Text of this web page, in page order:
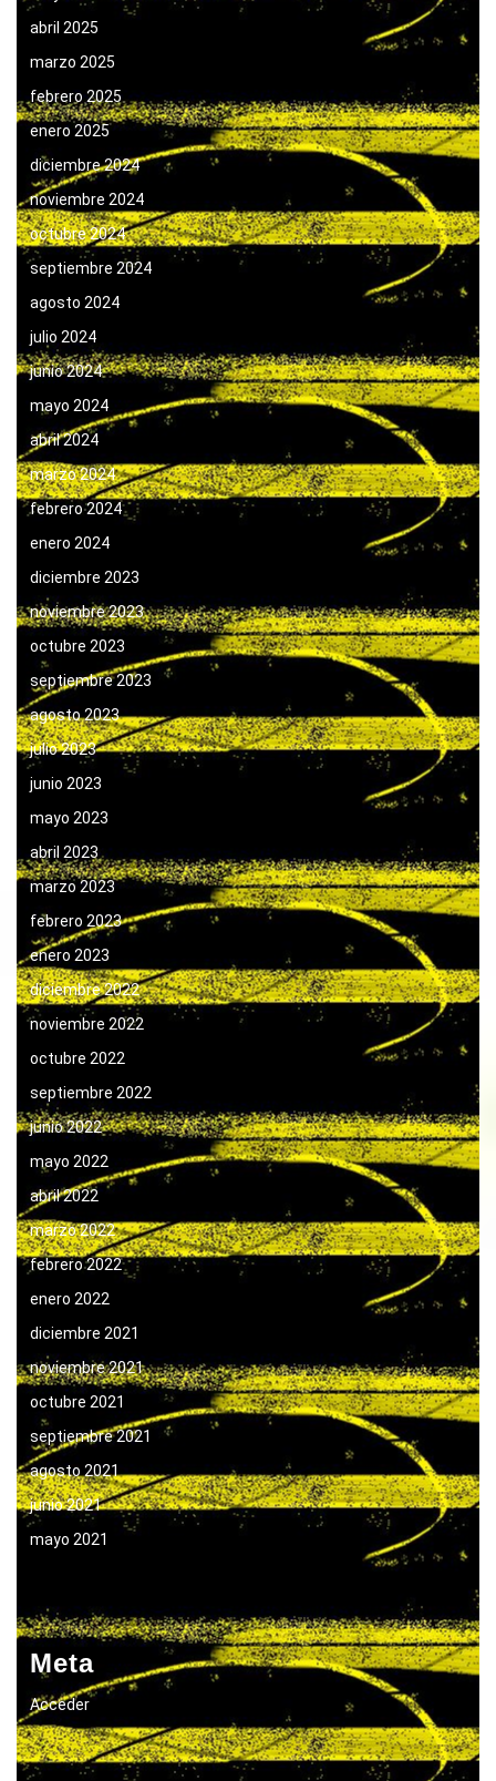
abril 2025
marzo 2025
febrero 2025
enero 2025
diciembre 2024
noviembre 2024
octubre 2024
septiembre 2024
agosto 2024
julio 2024
junio 2024
mayo 2024
abril 2024
marzo 2024
febrero 2024
enero 2024
diciembre 2023
noviembre 2023
octubre 2023
septiembre 2023
agosto 2023
julio 2023
junio 2023
mayo 2023
abril 2023
marzo 2023
febrero 2023
enero 2023
diciembre 2022
noviembre 2022
octubre 2022
septiembre 2022
junio 2022
mayo 2022
abril 2022
marzo 2022
febrero 2022
enero 2022
diciembre 2021
noviembre 2021
octubre 2021
septiembre 2021
agosto 2021
junio 2021
mayo 2021
Meta
Acceder